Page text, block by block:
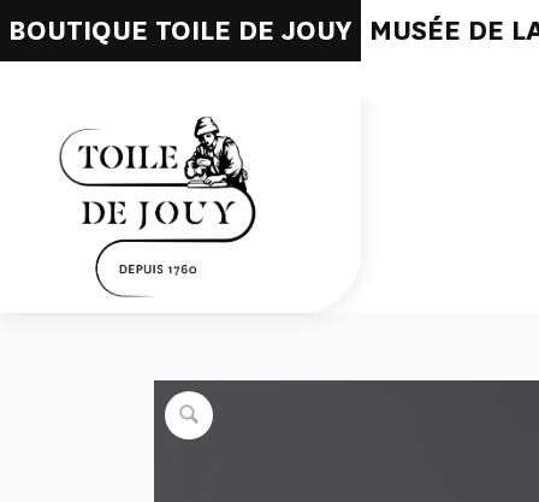
BOUTIQUE TOILE DE JOUY MUSÉE DE